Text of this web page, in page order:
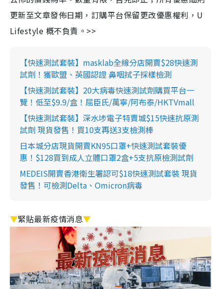
更新至文章發佈日期，訂購平台保留更改優惠權利，U
Lifestyle 概不負責。>>
【快速測試套裝】masklab全線分店開賣$28快速測
試劑！獲歐盟、英國認證 鼻咽拭子採樣檢測
【快速測試套裝】20大病毒快速測試劑購買平台一
覽！低至$9.9/盒！屈臣氏/萬寧/阿布泰/HKTVmall
【快速測試套裝】深水埗電子特賣城$15快速抗原測
試劑 現貨發售！買10支再送3支檢測棒
日本城分店現貨開賣KN95口罩+快速測試套裝優
惠！$128買到成人立體口罩2盒+5支抗原檢測試劑
MEDEIS開賣香港衛生署認可$18快速測試套裝 現貨
發售！可檢測Delta、Omicron病毒
▼緊貼最新疫情消息▼